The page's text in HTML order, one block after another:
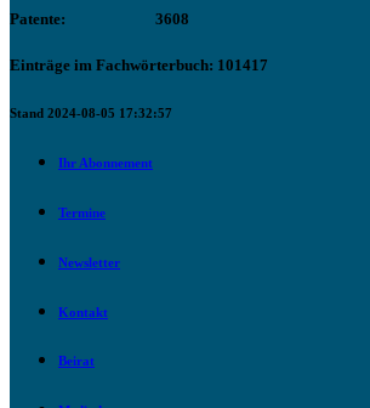
Patente: 3608
Einträge im Fachwörterbuch: 101417
Stand 2024-08-05 17:32:57
Ihr Abonnement
Termine
Newsletter
Kontakt
Beirat